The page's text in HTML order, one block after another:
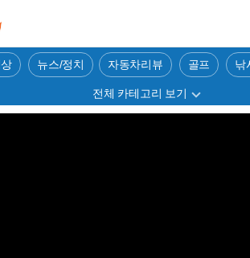
뉴스/정치 자동차리뷰 골프 낚
전체 카테고리 보기